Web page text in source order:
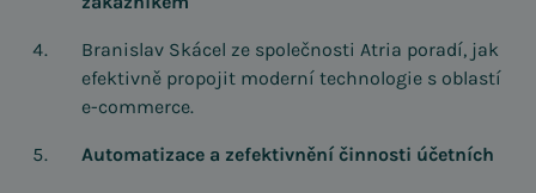
Branislav Skácel ze společnosti Atria poradí, jak
efektivně propojit moderní technologie s oblastí
e-commerce.
Automatizace a zefektivnění činnosti účetních